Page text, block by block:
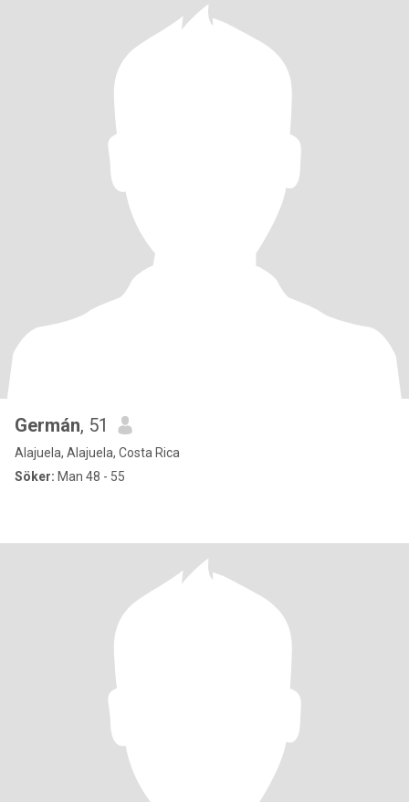
Germán, 51
Alajuela, Alajuela, Costa Rica
Söker: Man 48 - 55